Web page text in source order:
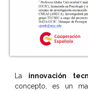
La innovación
concepto, es un